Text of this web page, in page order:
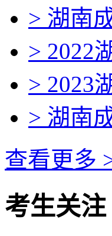
> 湖南
> 2022
> 2023
> 湖南
查看更多
考生关注